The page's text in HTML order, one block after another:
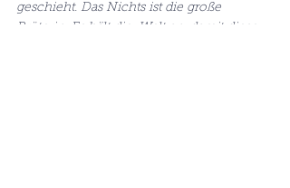
geschieht. Das Nichts ist die große
Brüterin. Es hält die  Welt an, damit diese